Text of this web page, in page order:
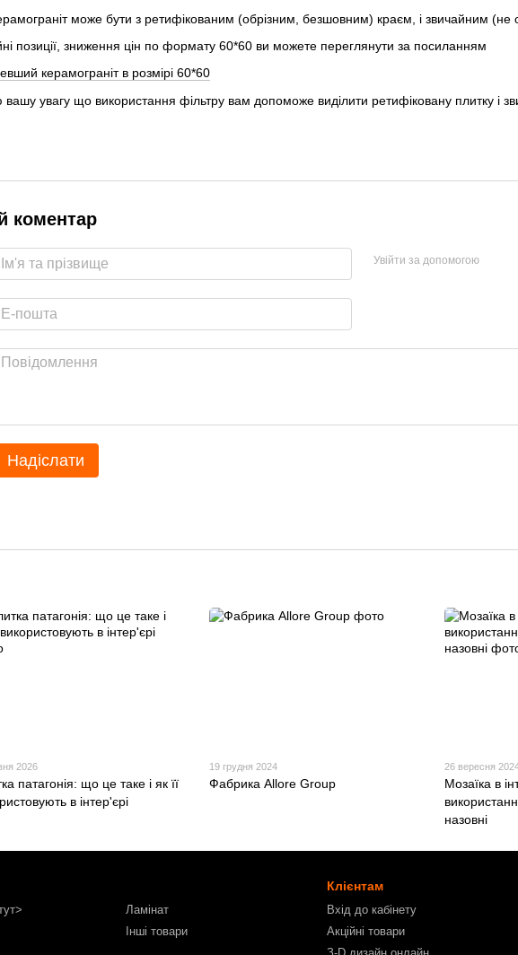
може бути з ретифікованим (обрізним, безшовним) краєм, і звичайним (не
позиції, зниження цін по формату 60*60 ви можете переглянути за посиланням
керамограніт в розмірі 60*60
вашу увагу що використання фільтру вам допоможе виділити ретифіковану плитку і
коментар
Увійти за допомогою
Надіслати
2026
патагонія: що це таке і як її
в інтер'єрі
19 грудня 2024
Фабрика Allore Group
26 вересня
Мозаїка в
назовні
Ламінат
Інші товари
Клієнтам
Вхід до кабінету
Акційні товари